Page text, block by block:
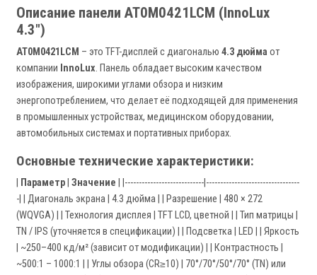
Описание панели AT0M0421LCM (InnoLux
4.3")
AT0M0421LCM – это TFT-дисплей с диагональю 4.3 дюйма от
компании InnoLux. Панель обладает высоким качеством
изображения, широкими углами обзора и низким
энергопотреблением, что делает её подходящей для применения
в промышленных устройствах, медицинском оборудовании,
автомобильных системах и портативных приборах.
Основные технические характеристики:
Параметр Значение | |----------------------------|---------------------------------
-| | Диагональ экрана | 4.3 дюйма | | Разрешение | 480 × 272
(WQVGA) | | Технология дисплея | TFT LCD, цветной | | Тип матрицы |
TN / IPS (уточняется в спецификации) | | Подсветка | LED | | Яркость
| ~250–400 кд/м² (зависит от модификации) | | Контрастность |
~500:1 – 1000:1 | | Углы обзора (CR≥10) | 70°/70°/50°/70° (TN) или